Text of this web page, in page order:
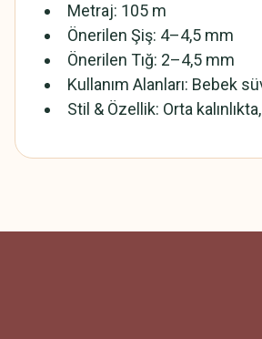
Metraj: 105 m
Önerilen Şiş: 4–4,5 mm
Önerilen Tığ: 2–4,5 mm
Kullanım Alanları: Bebek
Stil & Özellik: Orta